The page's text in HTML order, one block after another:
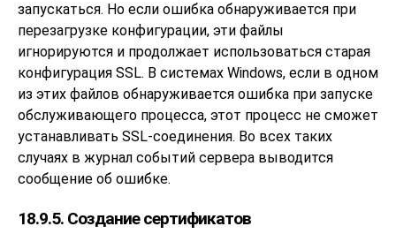
запускаться. Но если ошибка обнаруживается при
перезагрузке конфигурации, эти файлы
игнорируются и продолжает использоваться старая
конфигурация SSL. В системах Windows, если в одном
из этих файлов обнаруживается ошибка при запуске
обслуживающего процесса, этот процесс не сможет
устанавливать SSL-соединения. Во всех таких
случаях в журнал событий сервера выводится
сообщение об ошибке.
18.9.5. Создание сертификатов